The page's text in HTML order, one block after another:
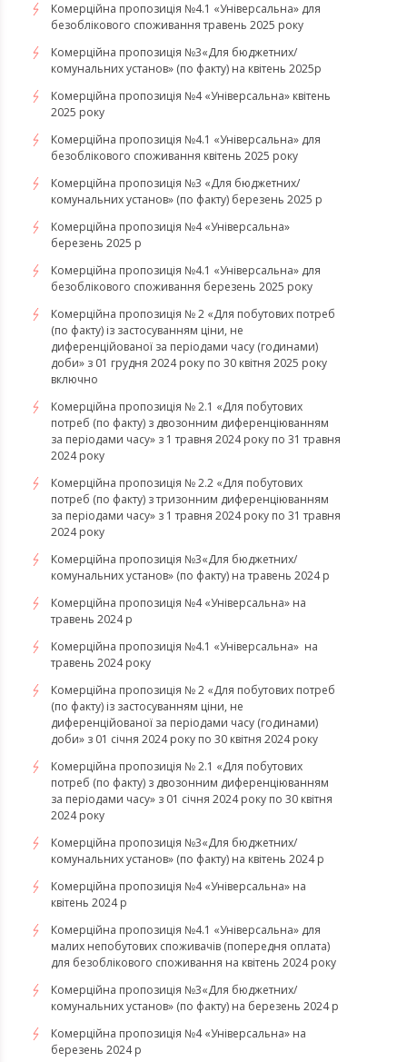
Комерційна пропозиція №4.1 «Універсальна» для
безоблікового споживання травень 2025 року
Комерційна пропозиція №3«Для бюджетних/
комунальних установ» (по факту) на квітень 2025р
Комерційна пропозиція №4 «Універсальна» квітень
2025 року
Комерційна пропозиція №4.1 «Універсальна» для
безоблікового споживання квітень 2025 року
Комерційна пропозиція №3 «Для бюджетних/
комунальних установ» (по факту) березень 2025 р
Комерційна пропозиція №4 «Універсальна»
березень 2025 р
Комерційна пропозиція №4.1 «Універсальна» для
безоблікового споживання березень 2025 року
Комерційна пропозиція № 2 «Для побутових потреб
(по факту) із застосуванням ціни, не
диференційованої за періодами часу (годинами)
доби» з 01 грудня 2024 року по 30 квітня 2025 року
включно
Комерційна пропозиція № 2.1 «Для побутових
потреб (по факту) з двозонним диференціюванням
за періодами часу» з 1 травня 2024 року по 31 травня
2024 року
Комерційна пропозиція № 2.2 «Для побутових
потреб (по факту) з тризонним диференціюванням
за періодами часу» з 1 травня 2024 року по 31 травня
2024 року
Комерційна пропозиція №3«Для бюджетних/
комунальних установ» (по факту) на травень 2024 р
Комерційна пропозиція №4 «Універсальна» на
травень 2024 р
Комерційна пропозиція №4.1 «Універсальна» на
травень 2024 року
Комерційна пропозиція № 2 «Для побутових потреб
(по факту) із застосуванням ціни, не
диференційованої за періодами часу (годинами)
доби» з 01 січня 2024 року по 30 квітня 2024 року
Комерційна пропозиція № 2.1 «Для побутових
потреб (по факту) з двозонним диференціюванням
за періодами часу» з 01 січня 2024 року по 30 квітня
2024 року
Комерційна пропозиція №3«Для бюджетних/
комунальних установ» (по факту) на квітень 2024 р
Комерційна пропозиція №4 «Універсальна» на
квітень 2024 р
Комерційна пропозиція №4.1 «Універсальна» для
малих непобутових споживачів (попередня оплата)
для безоблікового споживання на квітень 2024 року
Комерційна пропозиція №3«Для бюджетних/
комунальних установ» (по факту) на березень 2024 р
Комерційна пропозиція №4 «Універсальна» на
березень 2024 р